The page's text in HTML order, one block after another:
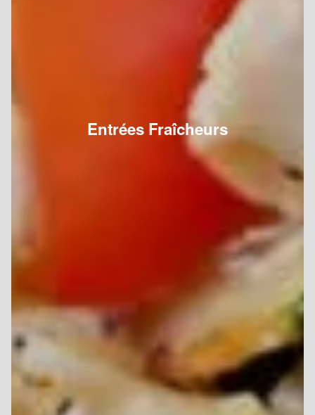
Entrées Fraîcheurs